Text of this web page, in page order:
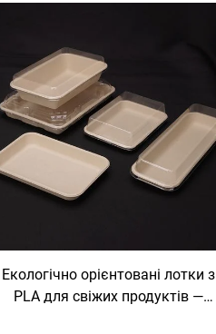
Екологічно орієнтовані лотки з
PLA для свіжих продуктів —